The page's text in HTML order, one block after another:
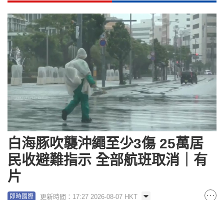
白海豚吹襲沖繩至少3傷 25萬居
民收避難指示 全部航班取消｜有
片
即時國際 更新時間：17:27 2026-08-07 HKT